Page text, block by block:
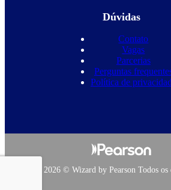
Dúvidas
Contato
Vagas
Parcerias
Perguntas
Política de
Copyright 2026 © Wizard by Pearson Todos os